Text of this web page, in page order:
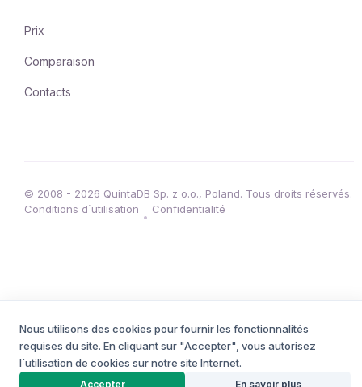
Prix
Comparaison
Contacts
© 2008 - 2026 QuintaDB Sp. z o.o., Poland. Tous droits réservés.
Conditions d`utilisation
•
Confidentialité
CRÉATEUR DE PROJETS
Nous utilisons des cookies pour fournir les fonctionnalités
requises du site. En cliquant sur "Accepter", vous autorisez
l`utilisation de cookies sur notre site Internet.
Accepter En savoir plus